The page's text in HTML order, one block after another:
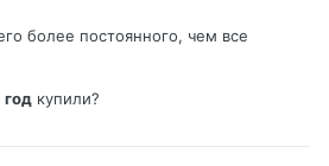
более постоянного, чем все
год купили?